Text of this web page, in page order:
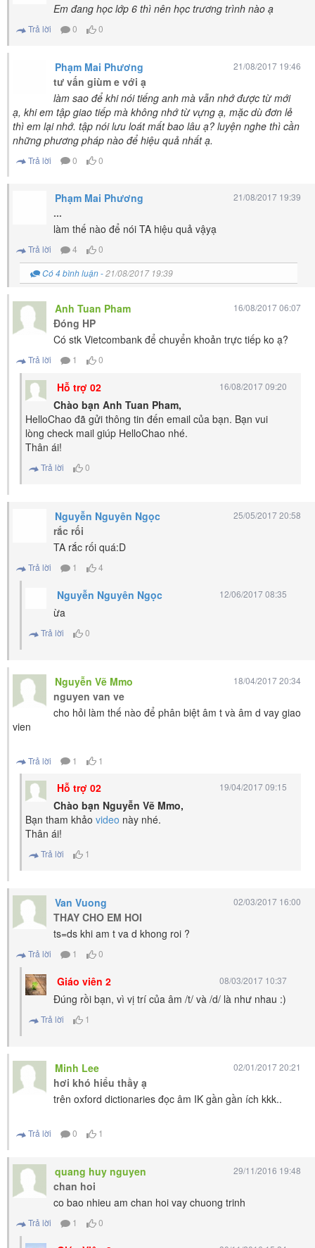
Em đang học lớp 6 thì nên học trương trình nào ạ
Trả lời 0 0
Phạm Mai Phương 21/08/2017 19:46
tư vấn giùm e với ạ
làm sao để khi nói tiếng anh mà vẫn nhớ được từ mới
ạ, khi em tập giao tiếp mà không nhớ từ vựng ạ, mặc dù đơn lẻ
thì em lại nhớ. tập nói lưu loát mất bao lâu ạ? luyện nghe thì cần
những phương pháp nào để hiệu quả nhất ạ.
Trả lời 0 0
Phạm Mai Phương 21/08/2017 19:39
...
làm thế nào để nói TA hiệu quả vậyạ
Trả lời 4
0
Có 4 bình luận-21/08/2017 19:39
Anh Tuan Pham 16/08/2017 06:07
Đóng HP
Có stk Vietcombank để chuyển khoản trực tiếp ko ạ?
Trả lời 1 0
Hỗ trợ 02 16/08/2017 09:20
Chào bạn Anh Tuan Pham,
HelloChao đã gửi thông tin đến email của bạn. Bạn vui
lòng check mail giúp HelloChao nhé.
Thân ái!
Trả lời 0
Nguyễn Nguyên Ngọc 25/05/2017 20:58
rắc rối
TA rắc rối quá:D
Trả lời 1 4
Nguyễn Nguyên Ngọc 12/06/2017 08:35
ừa
Trả lời 0
Nguyễn Vẽ Mmo 18/04/2017 20:34
nguyen van ve
cho hỏi làm thế nào để phân biệt âm t và âm d vay giao
vien
Trả lời 1 1
Hỗ trợ 02 19/04/2017 09:15
Chào bạn Nguyễn Vẽ Mmo,
Bạn tham khảo video này nhé.
Thân ái!
Trả lời 1
Van Vuong 02/03/2017 16:00
THAY CHO EM HOI
ts=ds khi am t va d khong roi ?
Trả lời 1 0
Giáo viên 2 08/03/2017 10:37
Đúng rồi bạn, vì vị trí của âm /t/ và /d/ là như nhau :)
Trả lời 1
Minh Lee 02/01/2017 20:21
hơi khó hiểu thầy ạ
trên oxford dictionaries đọc âm IK gần gần ích kkk..
Trả lời 0 1
quang huy nguyen 29/11/2016 19:48
chan hoi
co bao nhieu am chan hoi vay chuong trinh
Trả lời 1 0